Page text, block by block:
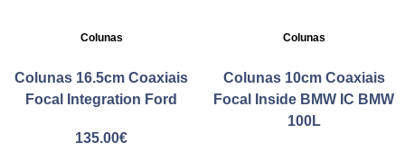
Colunas
Colunas 16.5cm Coaxiais
Focal Integration Ford
135.00€
Colunas
Colunas 10cm Coaxiais
Focal Inside BMW IC BMW
100L